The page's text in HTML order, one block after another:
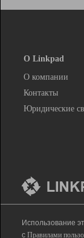
О Linkpad
О компании
Контакты
Юридические
Использование
с Правилами